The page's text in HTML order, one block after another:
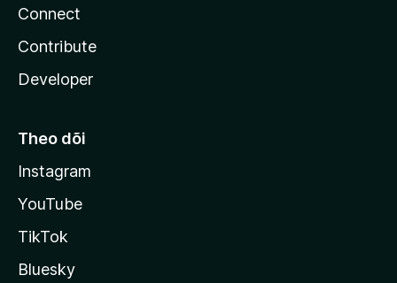
Connect
Contribute
Developer
Theo dõi
Instagram
YouTube
TikTok
Bluesky